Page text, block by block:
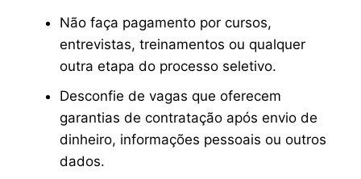
Não faça pagamento por cursos,
entrevistas, treinamentos ou qualquer
outra etapa do processo seletivo.
Desconfie de vagas que oferecem
garantias de contratação após envio de
dinheiro, informações pessoais ou outros
dados.